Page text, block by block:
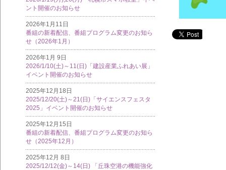
ント開催のお知らせ
2026年1月11日
番組の新着配信、番組プログラム変更のお知ら
せ（2026年1月）
2026年1月 9日
2026/1/10(土)～11(日)「建設産業ふれあい展」
イベント開催のお知らせ
2025年12月18日
2025/12/20(土)～21(日)「サイエンスフェスタ
2025」イベント開催のお知らせ
2025年12月15日
番組の新着配信、番組プログラム変更のお知ら
せ（2025年12月）
2025年12月 8日
2025/12/12(金)～14(日) 「丘珠空港の機能強化